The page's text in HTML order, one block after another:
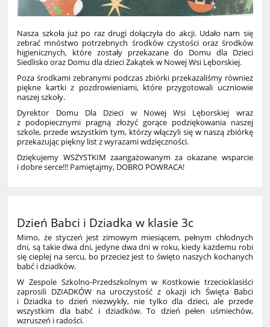
Nasza szkoła już po raz drugi dołączyła do akcji. Udało nam się
zebrać mnóstwo potrzebnych środków czystości oraz środków
higienicznych, które zostały przekazane do Domu dla Dzieci
Siedlisko oraz Domu dla dzieci Zakątek w Nowej Wsi Lęborskiej.
Poza środkami zebranymi podczas zbiórki przekazaliśmy również
piękne kartki z pozdrowieniami, które przygotowali uczniowie
naszej szkoły.
Dyrektor Domu Dla Dzieci w Nowej Wsi Lęborskiej wraz
z podopiecznymi pragną złożyć gorące podziękowania naszej
szkole, przede wszystkim tym, którzy włączyli się w naszą zbiórkę
przekazując piękny list z wyrazami wdzięczności.
Dziękujemy WSZYSTKIM zaangażowanym za okazane wsparcie
i dobre serce!!! Pamiętajmy, DOBRO POWRACA!
Dzień Babci i Dziadka w klasie 3c
Mimo, że styczeń jest zimowym miesiącem, pełnym chłodnych
dni, są takie dwa dni, jedyne dwa dni w roku, kiedy każdemu robi
się cieplej na sercu, bo przecież jest to święto naszych kochanych
babć i dziadków.
W Zespole Szkolno-Przedszkolnym w Kostkowie trzecioklasiści
zaprosili DZIADKÓW na uroczystość z okazji ich Święta Babci
i Dziadka to dzień niezwykły, nie tylko dla dzieci, ale przede
wszystkim dla babć i dziadków. To dzień pełen uśmiechów,
wzruszeń i radości.